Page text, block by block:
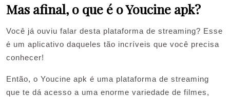
Mas afinal, o que é o Youcine apk?
Você já ouviu falar desta plataforma de streaming? Esse
é um aplicativo daqueles tão incríveis que você precisa
conhecer!
Então, o Youcine apk é uma plataforma de streaming
que te dá acesso a uma enorme variedade de filmes,